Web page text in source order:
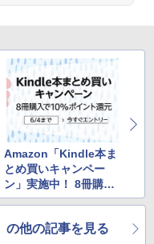
Amazon「Kindle本ま
とめ買いキャンペー
ン」実施中！ 8冊購入
でさらに10％ポイント
の他の記事を見る